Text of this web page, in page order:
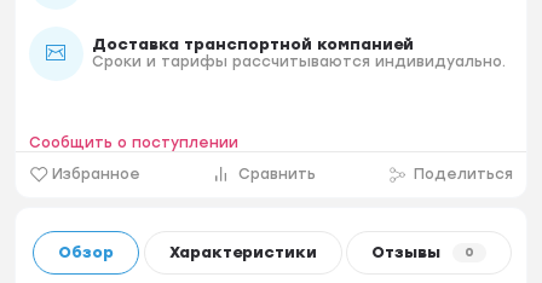
Доставка транспортной компанией
Сроки и тарифы рассчитываются индивидуально.
Избранное Сравнить Поделиться
Сообщить о поступлении
Обзор Характеристики Отзывы 0